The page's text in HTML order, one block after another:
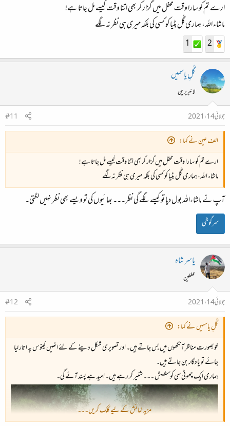
ارے تم کو سارا وقت محفل میں گزار کر بھی اتنا وقت کیسے مل جاتا ہے!
ماشاء اللہ، ہماری گُل بٹیا کو کسی کی بلکہ میری ہی نظر نہ لگے
2
1
گُلِ یاسمیں
لائبریرین
جولائی 14، 2021
#11
الف عین نے کہا:
ارے تم کو سارا وقت محفل میں گزار کر بھی اتنا وقت کیسے مل جاتا ہے!
ماشاء اللہ، ہماری گُل بٹیا کو کسی کی بلکہ میری ہی نظر نہ لگے
آپ نے ماشاءاللہ بول دیا تو کیسے لگے گی نظر۔۔۔ بھائیوں کی تو ویسے بھی نظر نہیں لگتی۔
سرگوشی
یاسر شاہ
محفلین
جولائی 14، 2021
#12
گُلِ یاسمیں نے کہا:
خوبصورت مناظر آنکھوں میں بس جاتے ہیں۔ اور تصویری شکل دینے کے لئے انھیں کینوس پہ اتار لیا
جائے تو یادگار بن جاتے ہیں۔
ہماری ایک چھوٹی سی کوشش ۔۔۔ شئیر کر رہے ہیں۔ امید ہے پسند آئے گی۔
مزید نمائش کے لیے کلک کریں۔۔۔